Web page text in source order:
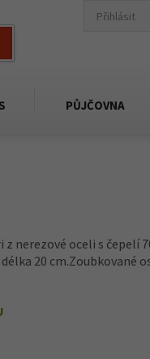
Přihlásit
PŮJČOVNA
z nerezové oceli s čepelí
20 cm.Zoubkované